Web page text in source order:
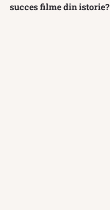
succes filme din istorie?